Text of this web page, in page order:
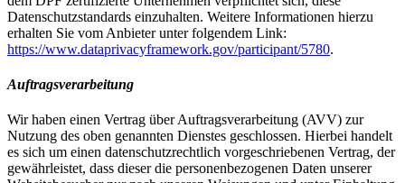
Datenschutzstandards einzuhalten. Weitere Informationen hierzu
erhalten Sie vom Anbieter unter folgendem Link:
https://www.dataprivacyframework.gov/participant/5780.
Auftragsverarbeitung
Wir haben einen Vertrag über Auftragsverarbeitung (AVV) zur
Nutzung des oben genannten Dienstes geschlossen. Hierbei handelt
es sich um einen datenschutzrechtlich vorgeschriebenen Vertrag, der
gewährleistet, dass dieser die personenbezogenen Daten unserer